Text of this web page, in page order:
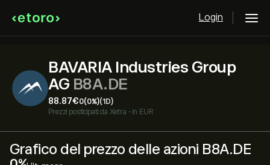
Login
BAVARIA Industries Group
AG B8A.DE
88.87‎€‎0(0%)(1D)
Prezzi posticipati da Xetra • in EUR
Grafico del prezzo delle azioni B8A.DE